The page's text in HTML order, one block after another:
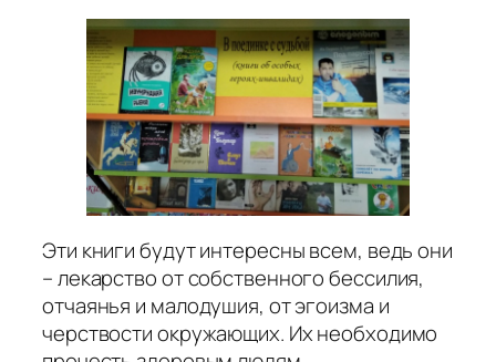
Эти книги будут интересны всем, ведь они
– лекарство от собственного бессилия,
отчаянья и малодушия, от эгоизма и
черствости окружающих. Их необходимо